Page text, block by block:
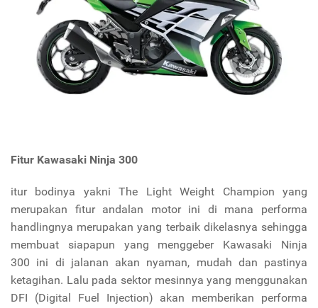
Fitur Kawasaki Ninja 300
itur bodinya yakni The Light Weight Champion yang
merupakan fitur andalan motor ini di mana performa
handlingnya merupakan yang terbaik dikelasnya sehingga
membuat siapapun yang menggeber Kawasaki Ninja
300 ini di jalanan akan nyaman, mudah dan pastinya
ketagihan. Lalu pada sektor mesinnya yang menggunakan
DFI (Digital Fuel Injection) akan memberikan performa